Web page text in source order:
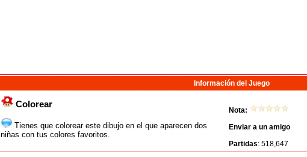
Información del Juego
Colorear
Tienes que colorear este dibujo en el que aparecen dos
niñas con tus colores favoritos.
Nota:
Enviar a un amigo
Partidas: 518,647